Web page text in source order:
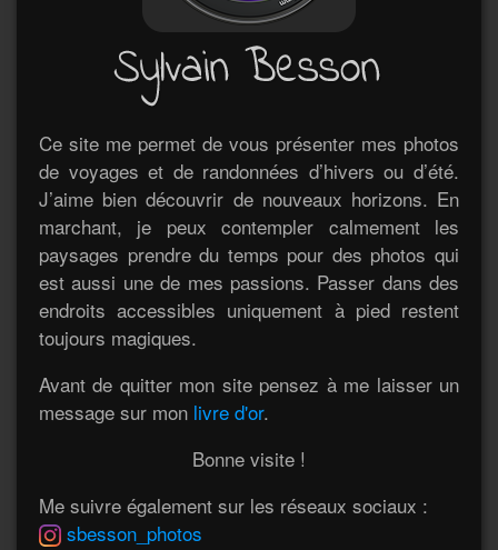
Ce site me permet de vous présenter mes photos
de voyages et de randonnées d’hivers ou d’été.
J’aime bien découvrir de nouveaux horizons. En
marchant, je peux contempler calmement les
paysages prendre du temps pour des photos qui
est aussi une de mes passions. Passer dans des
endroits accessibles uniquement à pied restent
toujours magiques.
Avant de quitter mon site pensez à me laisser un
message sur mon livre d'or.
Bonne visite !
Me suivre également sur les réseaux sociaux :
sbesson_photos